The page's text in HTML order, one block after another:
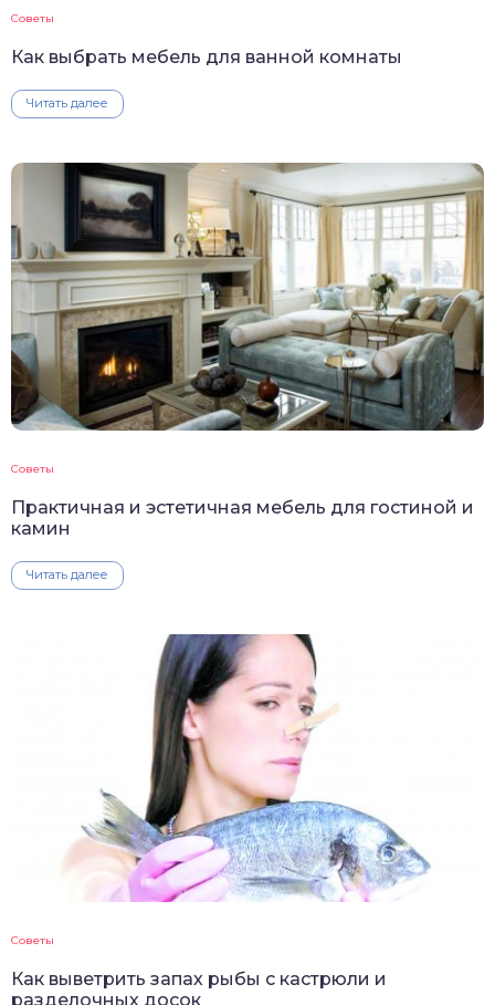
Советы
Как выбрать мебель для ванной комнаты
Читать далее
Советы
Практичная и эстетичная мебель для гостиной и
камин
Читать далее
Советы
Как выветрить запах рыбы с кастрюли и
разделочных досок